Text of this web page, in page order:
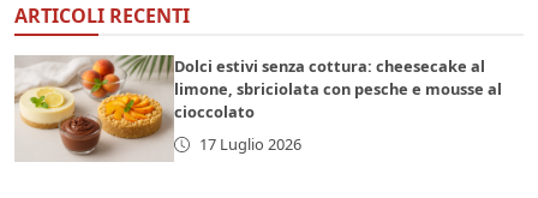
ARTICOLI RECENTI
Dolci estivi senza cottura: cheesecake al
limone, sbriciolata con pesche e mousse al
cioccolato
17 Luglio 2026